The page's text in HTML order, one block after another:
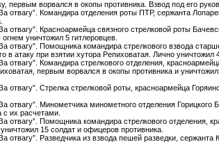
первым ворвался в окопы противника. Взвод под его
отвагу”. Командира отделения роты ПТР, сержанта
отвагу”. Красноармейца связного стрелковой роты
уничтожил 5 гитлеровцев.
отвагу”. Помощника командира стрелкового взвода
в атаку при взятии хутора Репиховатая. Лично уничтожил
отвагу”. Командира стрелкового отделения,
первым ворвался в окопы противника и
отвагу”. Стрелка стрелковой роты, красноармейца
отвагу”. Минометчика минометного отделения
их расчетами.
отвагу”. Помощника командира стрелкового
15 солдат и офицеров противника.
отвагу”. Разведчика из взвода пешей разведки,